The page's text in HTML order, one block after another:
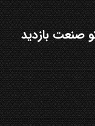
صنعت بازدید